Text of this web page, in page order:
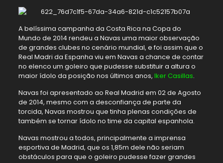
A belíssima campanha da Costa Rica na Copa do
Mundo de 2014 rendeu a Navas uma maior observação
de grandes clubes no cenário mundial, e foi assim que o
Real Madri da Espanha viu em Navas a chance de contar
no elenco um goleiro que pudesse substituir a altura o
maior ídolo da posição nos últimos anos, Iker Casillas.
Navas foi apresentado ao Real Madrid em 02 de Agosto
de 2014, mesmo com a desconfiança de parte da
torcida, Navas mostrou que tinha plenas condições de
também se tornar ídolo no time da capital espanhola.
Navas mostrou a todos, principalmente a imprensa
esportiva de Madrid, que os 1,85m dele não seriam
obstáculos para que o goleiro pudesse fazer grandes